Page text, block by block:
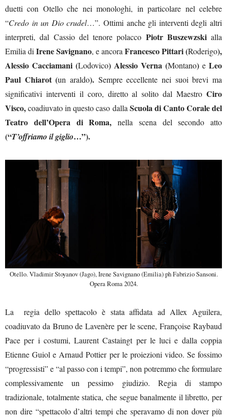
duetti con Otello che nei monologhi, in particolare nel celebre
“Credo in un Dio crudel…”. Ottimi anche gli interventi degli altri
interpreti, dal Cassio del tenore polacco Piotr Buszewzskialla
Emilia di Irene Savignano, e ancora Francesco Pittari (Roderigo),
Alessio Cacciamani (Lodovico) Alessio Verna (Montano) e Leo
Paul Chiarot (un araldo). Sempre eccellente nei suoi brevi ma
significativi interventi il coro, diretto al solito dal Maestro Ciro
Visco,coadiuvato in questo caso dalla Scuola di Canto Corale del
Teatro dell’Opera di Roma, nella scena del secondo atto
(“T’offriamo il giglio…”).
Otello. Vladimir Stoyanov (Jago), Irene Savignano (Emilia) ph Fabrizio Sansoni.
Opera Roma 2024.
La regia dello spettacolo è stata affidata ad Allex Aguilera,
coadiuvato da Bruno de Lavenère per le scene, Françoise Raybaud
Pace per i costumi, Laurent Castaingt per le luci e dalla coppia
Etienne Guiol e Arnaud Pottier per le proiezioni video. Se fossimo
“progressisti” e “al passo con i tempi”, non potremmo che formulare
complessivamente un pessimo giudizio. Regia di stampo
tradizionale, totalmente statica, che segue banalmente il libretto, per
non dire “spettacolo d’altri tempi che speravamo di non dover più